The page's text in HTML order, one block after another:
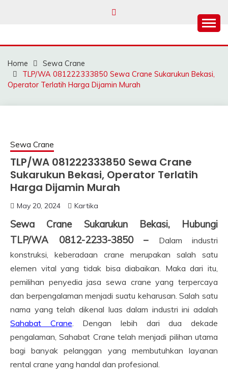
SAHABAT CRANE |
JASA SEWA CRANE |
FORKLIFT | SKYLIFT
Home
Sewa Crane
TLP/WA 081222333850 Sewa Crane Sukarukun Bekasi,
Operator Terlatih Harga Dijamin Murah
Sewa Crane
TLP/WA 081222333850 Sewa Crane
Sukarukun Bekasi, Operator Terlatih
Harga Dijamin Murah
May 20, 2024 Kartika
Sewa Crane Sukarukun Bekasi, Hubungi
TLP/WA 0812-2233-3850 –
Dalam industri
konstruksi, keberadaan crane merupakan salah satu
elemen vital yang tidak bisa diabaikan. Maka dari itu,
pemilihan penyedia jasa sewa crane yang terpercaya
dan berpengalaman menjadi suatu keharusan. Salah satu
nama yang telah dikenal luas dalam industri ini adalah
Sahabat Crane. Dengan lebih dari dua dekade
pengalaman, Sahabat Crane telah menjadi pilihan utama
bagi banyak pelanggan yang membutuhkan layanan
rental crane yang handal dan profesional.